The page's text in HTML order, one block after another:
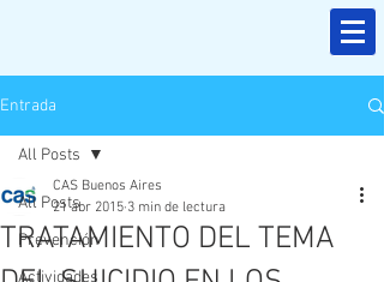
Entrada
All Posts
Prevención
Actividades
All Posts
TRATAMIENTO DEL TEMA
CAS Buenos Aires
21 abr 2015 3 min de lectura